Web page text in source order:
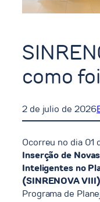
como foi
2 de julio de 2026
Ocorreu no dia
Inserção de
Inteligentes no
(SINRENOVA VIII)
Programa de